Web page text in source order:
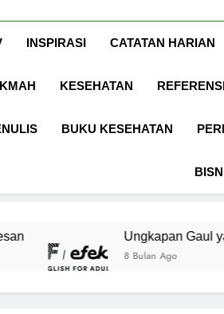
INSPIRASI CATATAN HARIAN
KESEHATAN
BUKU KESEHATAN
Ungkapan Gaul yang Wajib
8 Bulan Ago